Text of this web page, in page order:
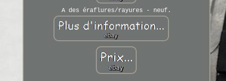
A des éraflures/rayures - neuf.